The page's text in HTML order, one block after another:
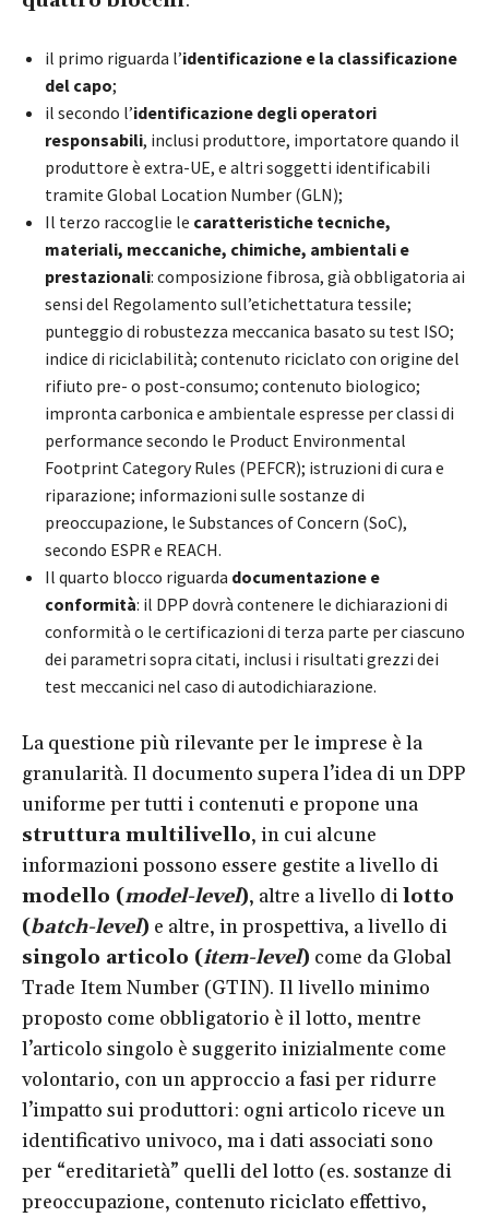
il primo riguarda l’identificazione e la classificazione
del capo;
il secondo l’identificazione degli operatori
responsabili, inclusi produttore, importatore quando il
produttore è extra-UE, e altri soggetti identificabili
tramite Global Location Number (GLN);
Il terzo raccoglie le caratteristiche tecniche,
materiali, meccaniche, chimiche, ambientali e
prestazionali: composizione fibrosa, già obbligatoria ai
sensi del Regolamento sull’etichettatura tessile;
punteggio di robustezza meccanica basato su test ISO;
indice di riciclabilità; contenuto riciclato con origine del
rifiuto pre- o post-consumo; contenuto biologico;
impronta carbonica e ambientale espresse per classi di
performance secondo le Product Environmental
Footprint Category Rules (PEFCR); istruzioni di cura e
riparazione; informazioni sulle sostanze di
preoccupazione, le Substances of Concern (SoC),
secondo ESPR e REACH.
Il quarto blocco riguarda documentazione e
conformità: il DPP dovrà contenere le dichiarazioni di
conformità o le certificazioni di terza parte per ciascuno
dei parametri sopra citati, inclusi i risultati grezzi dei
test meccanici nel caso di autodichiarazione.
La questione più rilevante per le imprese è la
granularità. Il documento supera l’idea di un DPP
uniforme per tutti i contenuti e propone una
struttura multilivello, in cui alcune
informazioni possono essere gestite a livello di
modello (model-level), altre a livello dilotto
(batch-level) e altre, in prospettiva, a livello di
singolo articolo (item-level) come da Global
Trade Item Number (GTIN). Il livello minimo
proposto come obbligatorio è il lotto, mentre
l’articolo singolo è suggerito inizialmente come
volontario, con un approccio a fasi per ridurre
l’impatto sui produttori: ogni articolo riceve un
identificativo univoco, ma i dati associati sono
per “ereditarietà” quelli del lotto (es. sostanze di
preoccupazione, contenuto riciclato effettivo,